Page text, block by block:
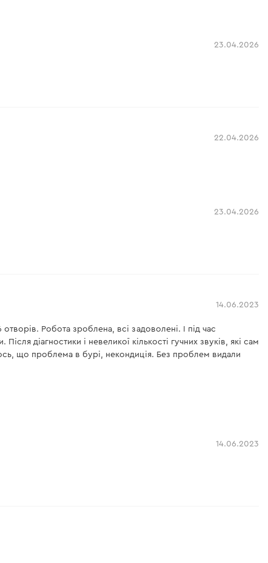
23.04.2026
22.04.2026
23.04.2026
14.06.2023
Робота зроблена, всі задоволені. І під час
діагностики і невеликої кількості гучних звуків, які сам
що проблема в бурі, некондиція. Без проблем видали
14.06.2023